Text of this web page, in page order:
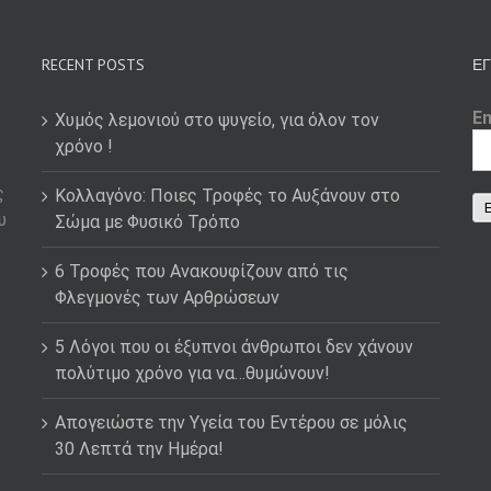
RECENT POSTS
Χυμός λεμονιού στο ψυγείο, για όλον τον
χρόνο !
Κολλαγόνο: Ποιες Τροφές το Αυξάνουν στο
Σώμα με Φυσικό Τρόπο
6 Τροφές που Ανακουφίζουν από τις
Φλεγμονές των Αρθρώσεων
5 Λόγοι που οι έξυπνοι άνθρωποι δεν χάνουν
πολύτιμο χρόνο για να…θυμώνουν!
Απογειώστε την Υγεία του Εντέρου σε μόλις
30 Λεπτά την Ημέρα!